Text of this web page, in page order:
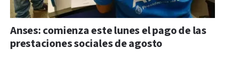
Anses: comienza este lunes el pago de las
prestaciones sociales de agosto